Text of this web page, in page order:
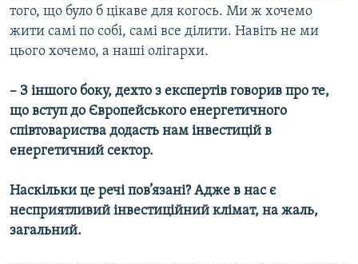
того, що було б цікаве для когось. Ми ж хочемо
жити самі по собі, самі все ділити. Навіть не ми
цього хочемо, а наші олігархи.
– З іншого боку, дехто з експертів говорив про те,
що вступ до Європейського енергетичного
співтовариства додасть нам інвестицій в
енергетичний сектор.
Наскільки це речі пов’язані? Адже в нас є
несприятливий інвестиційний клімат, на жаль,
загальний.